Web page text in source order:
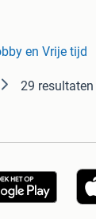
en Vrije tijd
29 resultaten